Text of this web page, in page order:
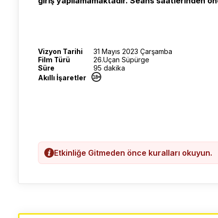
Vizyon Tarihi
31 Mayıs 2023 Çarşamba
Film Türü
26.Uçan Süpürge
Süre
95 dakika
Akıllı İşaretler
Etkinliğe Gitmeden önce kuralları okuyun.